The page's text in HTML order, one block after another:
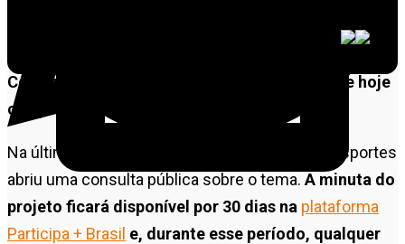
Com isso, o custo para tirar o documento, que hoje
chega a R$ 3,2 mil, poderá cair em 80%
Na última quinta-feira (2), o Ministério dos Transportes
abriu uma consulta pública sobre o tema. A minuta do
projeto ficará disponível por 30 dias na plataforma
Participa + Brasil e, durante esse período, qualquer